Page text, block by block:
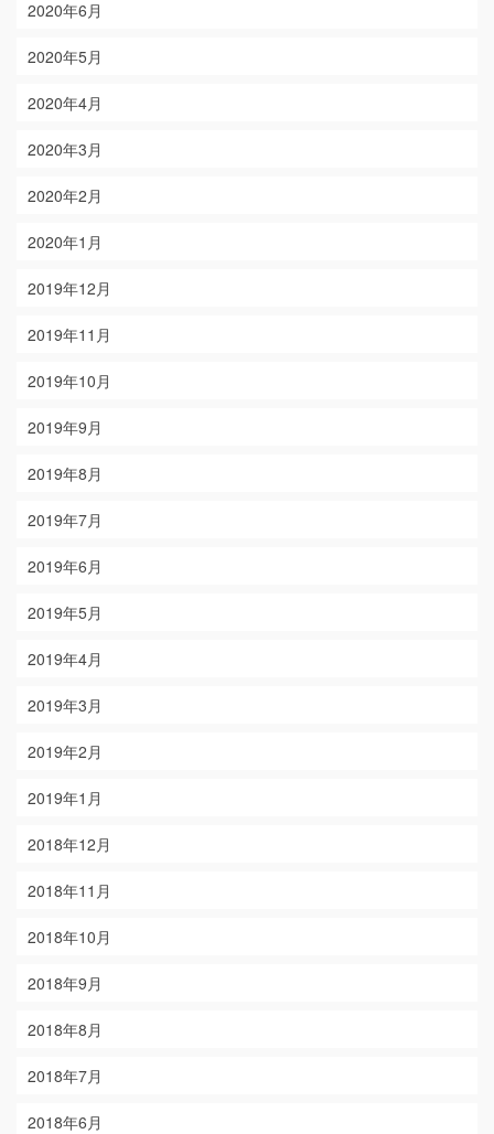
2020年6月
2020年5月
2020年4月
2020年3月
2020年2月
2020年1月
2019年12月
2019年11月
2019年10月
2019年9月
2019年8月
2019年7月
2019年6月
2019年5月
2019年4月
2019年3月
2019年2月
2019年1月
2018年12月
2018年11月
2018年10月
2018年9月
2018年8月
2018年7月
2018年6月